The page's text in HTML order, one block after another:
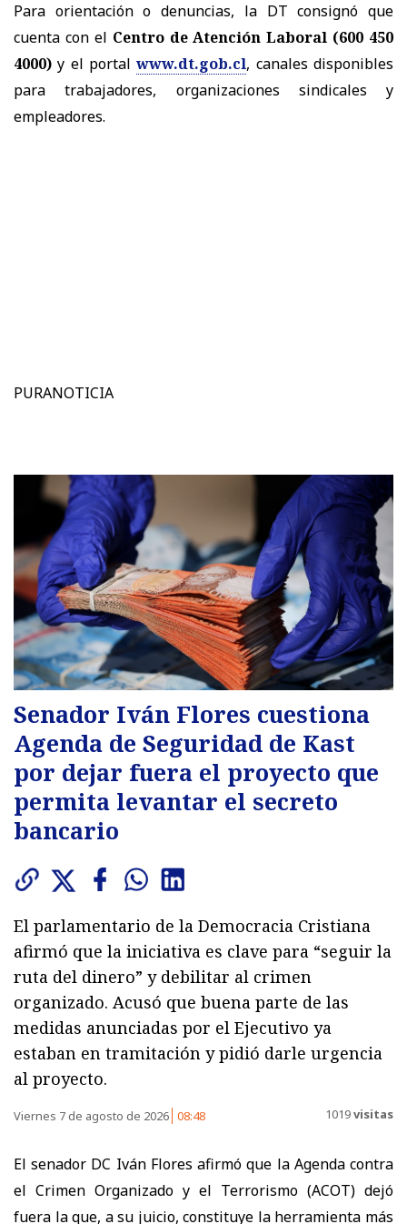
Para orientación o denuncias, la DT consignó que
cuenta con el Centro de Atención Laboral (600 450
4000) y el portalwww.dt.gob.cl, canales disponibles
para trabajadores, organizaciones sindicales y
empleadores.
PURANOTICIA
Senador Iván Flores cuestiona
Agenda de Seguridad de Kast
por dejar fuera el proyecto que
permita levantar el secreto
bancario
El parlamentario de la Democracia Cristiana
afirmó que la iniciativa es clave para “seguir la
ruta del dinero” y debilitar al crimen
organizado. Acusó que buena parte de las
medidas anunciadas por el Ejecutivo ya
estaban en tramitación y pidió darle urgencia
al proyecto.
Viernes 7 de agosto de 2026 08:48 1019visitas
El senador DC Iván Flores afirmó que la Agenda contra
el Crimen Organizado y el Terrorismo (ACOT) dejó
fuera la que, a su juicio, constituye la herramienta más